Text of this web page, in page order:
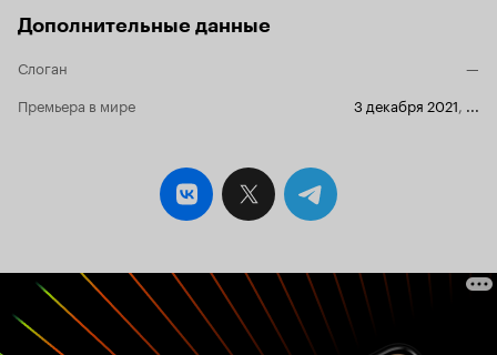
Дополнительные данные
Слоган
—
Премьера в мире
3 декабря 2021